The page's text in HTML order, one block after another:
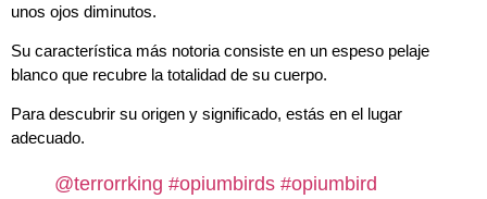
unos ojos diminutos.
Su característica más notoria consiste en un espeso pelaje
blanco que recubre la totalidad de su cuerpo.
Para descubrir su origen y significado, estás en el lugar
adecuado.
@terrorrking #opiumbirds #opiumbird